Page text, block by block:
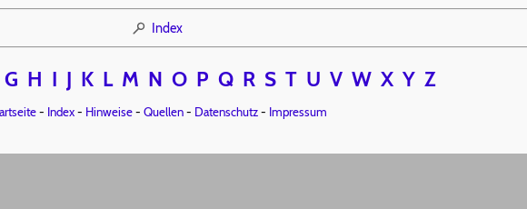
Index
G H I J K L M N O P Q R S T U V W X Y Z
- Index- Hinweise- Quellen- Datenschutz- Impressum